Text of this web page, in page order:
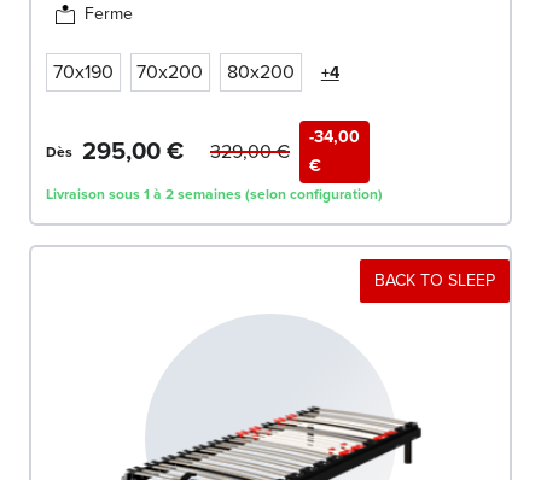
Ferme
70x190 70x200 80x200 +4
Dès 295,00 €
-34,00
€
329,00 €
Livraison sous 1 à 2 semaines (selon configuration)
BACK TO SLEEP